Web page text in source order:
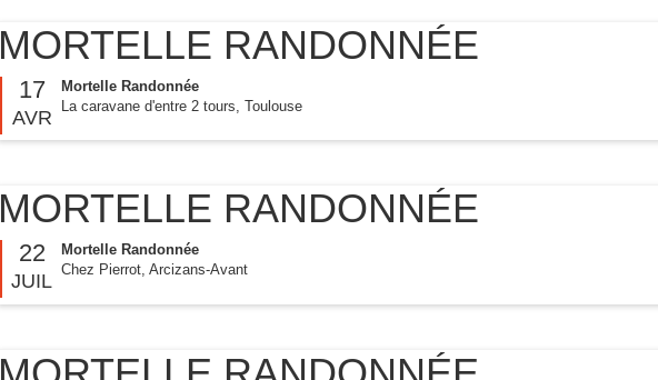
MORTELLE RANDONNÉE
17
AVR
Mortelle Randonnée
La caravane d'entre 2 tours, Toulouse
MORTELLE RANDONNÉE
22
JUIL
Mortelle Randonnée
Chez Pierrot, Arcizans-Avant